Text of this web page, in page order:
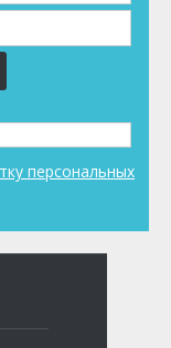
персональных